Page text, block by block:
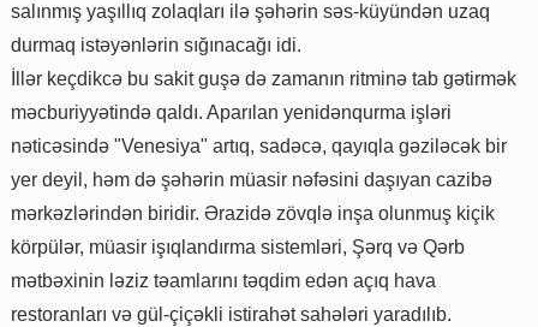
salınmış yaşıllıq zolaqları ilə şəhərin səs-küyündən uzaq
durmaq istəyənlərin sığınacağı idi.
İllər keçdikcə bu sakit guşə də zamanın ritminə tab gətirmək
məcburiyyətində qaldı. Aparılan yenidənqurma işləri
nəticəsində "Venesiya" artıq, sadəcə, qayıqla gəziləcək bir
yer deyil, həm də şəhərin müasir nəfəsini daşıyan cazibə
mərkəzlərindən biridir. Ərazidə zövqlə inşa olunmuş kiçik
körpülər, müasir işıqlandırma sistemləri, Şərq və Qərb
mətbəxinin ləziz təamlarını təqdim edən açıq hava
restoranları və gül-çiçəkli istirahət sahələri yaradılıb.